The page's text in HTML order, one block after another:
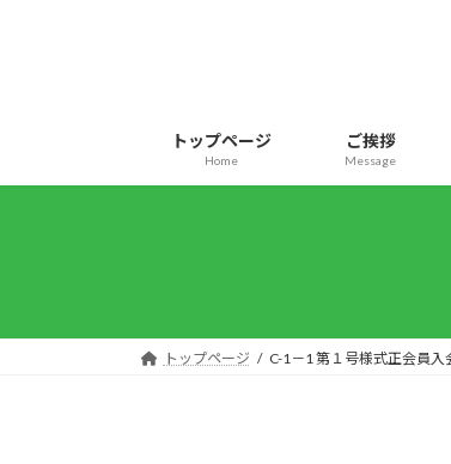
ス
ン
トップページ
Home
ご挨拶
Message
トップページ C-1－1 第１号様式正会員